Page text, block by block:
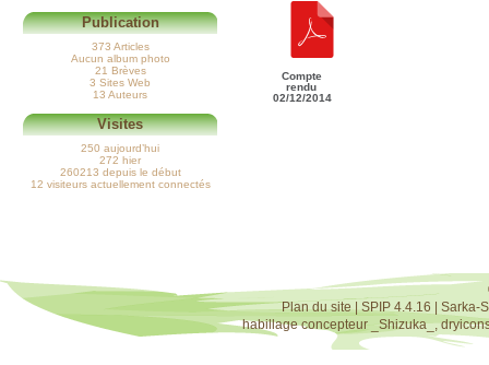
Compte
rendu
02/12/2014
Publication
373 Articles
Aucun album photo
21 Brèves
3 Sites Web
13 Auteurs
Visites
250 aujourd’hui
272 hier
260213 depuis le début
12 visiteurs actuellement connectés
Plan du site|SPIP 4.4.16
Sarka-
habillage concepteur
_Shizuka_,